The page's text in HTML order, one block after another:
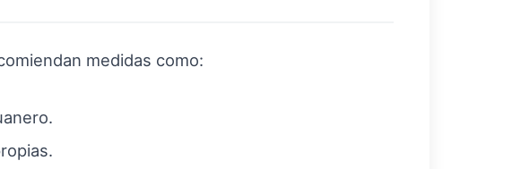
medidas como: